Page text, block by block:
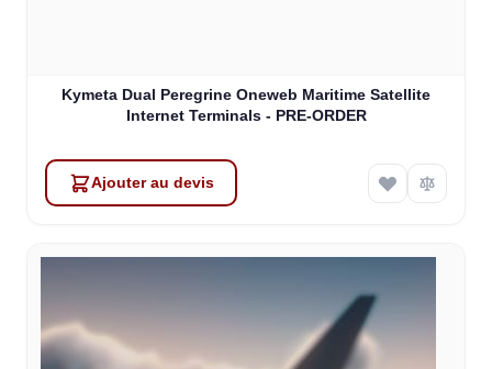
Kymeta Dual Peregrine Oneweb Maritime Satellite
Internet Terminals - PRE-ORDER
Ajouter au devis